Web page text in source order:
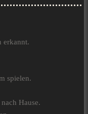
erkannt.
spielen.
Hause.